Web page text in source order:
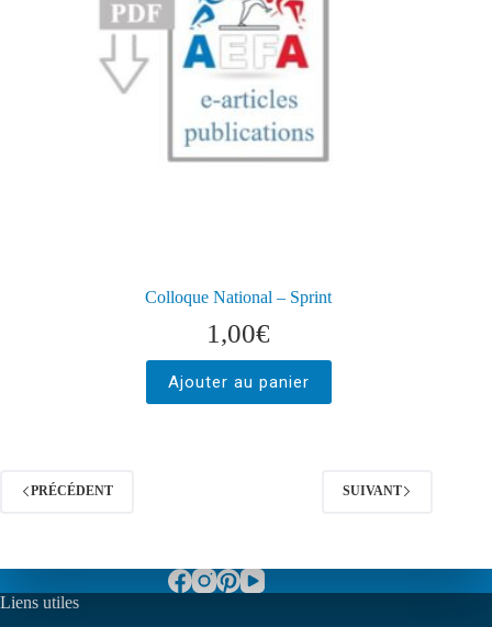
Colloque National – Sprint
1,00€
Ajouter au panier
PRÉCÉDENT SUIVANT
Liens utiles